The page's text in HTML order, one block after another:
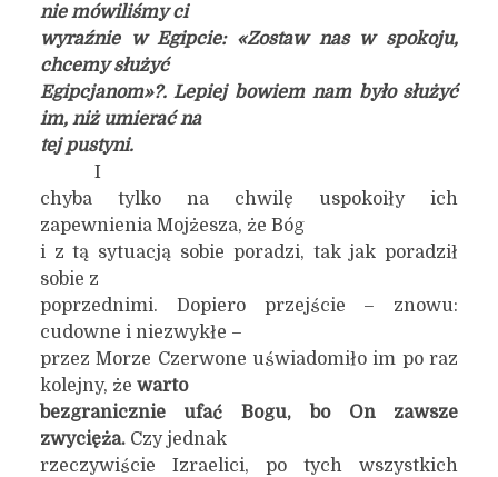
nie mówiliśmy ci
wyraźnie w Egipcie: «Zostaw nas w spokoju,
chcemy służyć
Egipcjanom»?. Lepiej bowiem nam było służyć
im, niż umierać na
tej pustyni.
I
chyba tylko na chwilę uspokoiły ich
zapewnienia Mojżesza, że Bóg
i z tą sytuacją sobie poradzi, tak jak poradził
sobie z
poprzednimi. Dopiero przejście – znowu:
cudowne i niezwykłe –
przez Morze Czerwone uświadomiło im po raz
kolejny, że warto
bezgranicznie ufać Bogu, bo On zawsze
zwycięża.Czy jednak
rzeczywiście Izraelici, po tych wszystkich